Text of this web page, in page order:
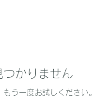
つかりません
う一度お試しください。